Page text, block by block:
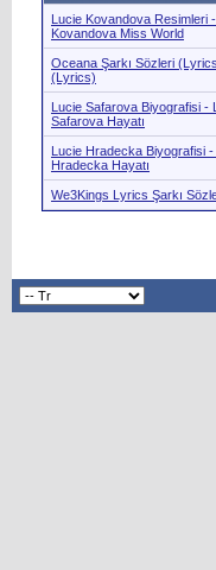
Lucie Kovandova Resimleri
Kovandova Miss World
Oceana Şarkı Sözleri
(Lyrics)
Lucie Safarova Biyografisi -
Safarova Hayatı
Lucie Hradecka Biyografisi
Hradecka Hayatı
We3Kings Lyrics Şarkı